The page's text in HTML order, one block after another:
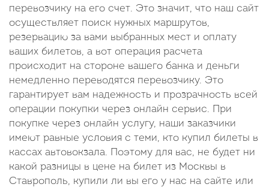
перевозчику на его счет. Это значит, что наш сайт
осуществляет поиск нужных маршрутов,
резервацию за вами выбранных мест и оплату
ваших билетов, а вот операция расчета
происходит на стороне вашего банка и деньги
немедленно переводятся перевозчику. Это
гарантирует вам надежность и прозрачность всей
операции покупки через онлайн сервис. При
покупке через онлайн услугу, наши заказчики
имеют равные условия с теми, кто купил билеты в
кассах автовокзала. Поэтому для вас, не будет ни
какой разницы в цене на билет из Москвы в
Ставрополь, купили ли вы его у нас на сайте или